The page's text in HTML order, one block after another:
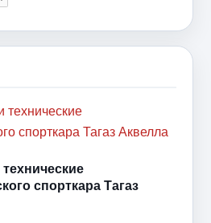
спорткара Тагаз